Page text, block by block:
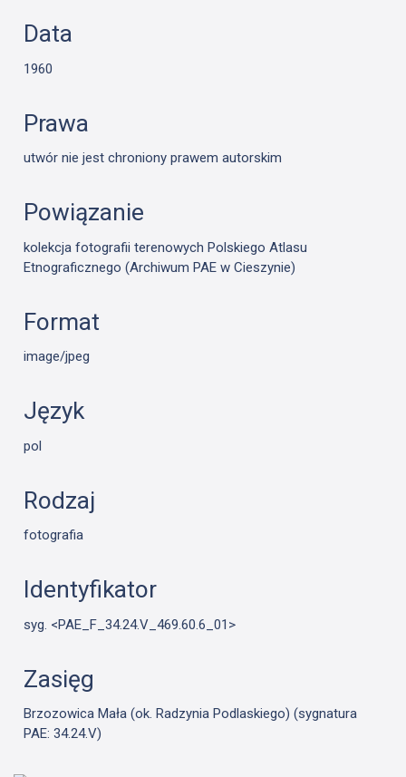
Data
1960
Prawa
utwór nie jest chroniony prawem autorskim
Powiązanie
kolekcja fotografii terenowych Polskiego Atlasu
Etnograficznego (Archiwum PAE w Cieszynie)
Format
image/jpeg
Język
pol
Rodzaj
fotografia
Identyfikator
syg. <PAE_F_34.24.V_469.60.6_01>
Zasięg
Brzozowica Mała (ok. Radzynia Podlaskiego) (sygnatura
PAE: 34.24.V)